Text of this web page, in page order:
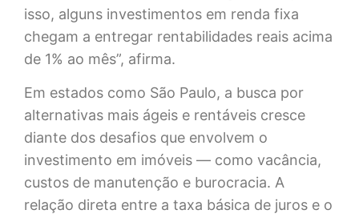
isso, alguns investimentos em renda fixa
chegam a entregar rentabilidades reais acima
de 1% ao mês”, afirma.
Em estados como São Paulo, a busca por
alternativas mais ágeis e rentáveis cresce
diante dos desafios que envolvem o
investimento em imóveis — como vacância,
custos de manutenção e burocracia. A
relação direta entre a taxa básica de juros e o